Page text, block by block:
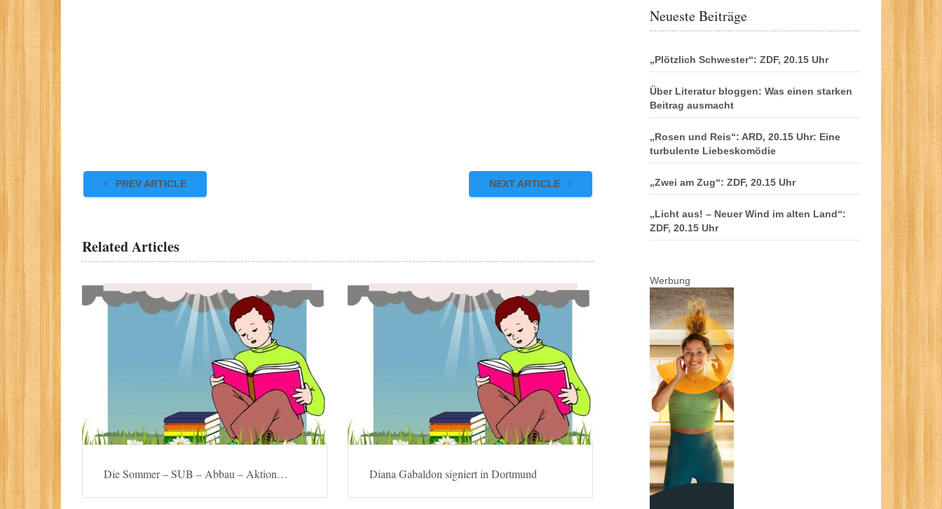
PREV ARTICLE NEXT ARTICLE
Related Articles
Die Sommer – SUB – Abbau – Aktion… Diana Gabaldon signiert in Dortmund
Neueste Beiträge
„Plötzlich Schwester“: ZDF, 20.15 Uhr
Über Literatur bloggen: Was einen starken
Beitrag ausmacht
„Rosen und Reis“: ARD, 20.15 Uhr: Eine
turbulente Liebeskomödie
„Zwei am Zug“: ZDF, 20.15 Uhr
„Licht aus! – Neuer Wind im alten Land“:
ZDF, 20.15 Uhr
Werbung